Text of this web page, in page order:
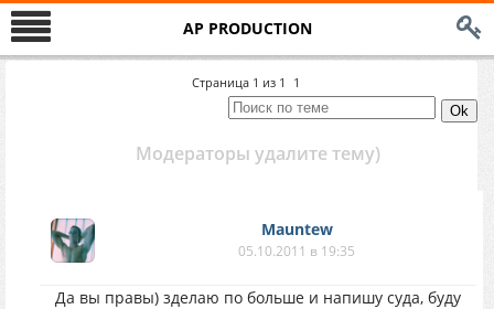
AP PRODUCTION
Страница 1 из 1 1
Модераторы удалите тему)
Mauntew
05.10.2011 в 19:35
Да вы правы) зделаю по больше и напишу суда, буду